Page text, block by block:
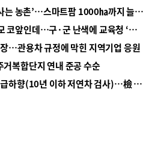
■ 경남 농정 비전 ‘잘 사는 농촌’…스마트팜 1000㏊까지 늘린다
■ 교육혁신선도지 공모 코앞인데…구·군 난색에 교육청 ‘쩔쩔’
…관용차 규정에 막힌 지역기업 응원
복합단지 연내 준공 수순
■ 검사 신분 버리고 직급하향(10년 이하 저연차 검사)…檢 중수청행 기피